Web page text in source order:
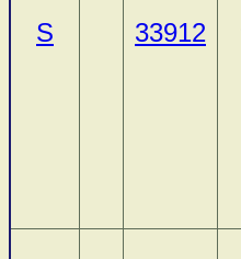
S 33912